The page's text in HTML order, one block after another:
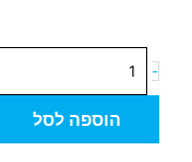
-
של
הוספה לסל